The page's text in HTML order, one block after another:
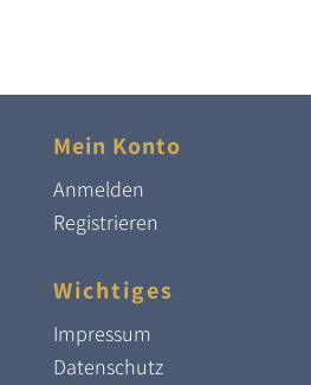
Mein Konto
Anmelden
Registrieren
Wichtiges
Impressum
Datenschutz